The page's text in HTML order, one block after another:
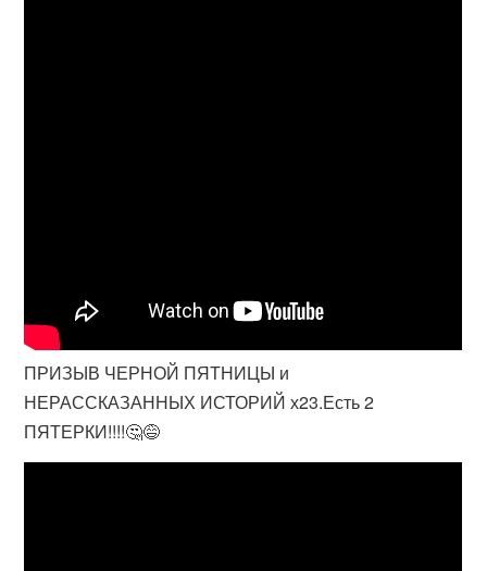
ПРИЗЫВ ЧЕРНОЙ ПЯТНИЦЫ и
НЕРАССКАЗАННЫХ ИСТОРИЙ х23.Есть 2
ПЯТЕРКИ!!!!🤔😅